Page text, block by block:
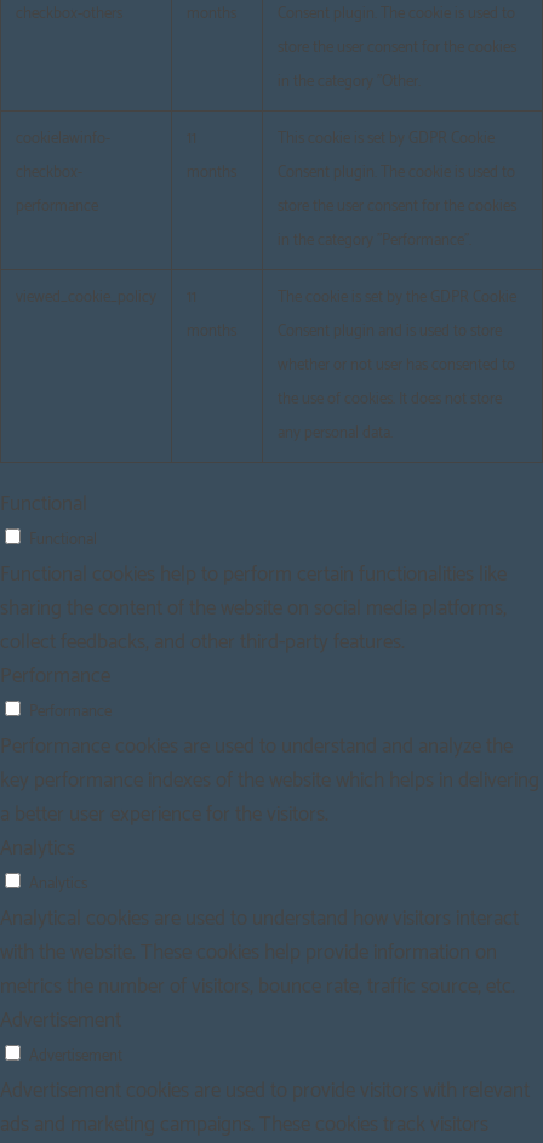
checkbox-others
months
Consent plugin. The cookie is used to
store the user consent for the cookies
in the category "Other.
cookielawinfo-
checkbox-
performance
11
months
This cookie is set by GDPR Cookie
Consent plugin. The cookie is used to
store the user consent for the cookies
in the category "Performance".
viewed_cookie_policy
11
months
The cookie is set by the GDPR Cookie
Consent plugin and is used to store
whether or not user has consented to
the use of cookies. It does not store
any personal data.
Functional
Functional
Functional cookies help to perform certain functionalities like
sharing the content of the website on social media platforms,
collect feedbacks, and other third-party features.
Performance
Performance
Performance cookies are used to understand and analyze the
key performance indexes of the website which helps in delivering
a better user experience for the visitors.
Analytics
Analytics
Analytical cookies are used to understand how visitors interact
with the website. These cookies help provide information on
metrics the number of visitors, bounce rate, traffic source, etc.
Advertisement
Advertisement
Advertisement cookies are used to provide visitors with relevant
ads and marketing campaigns. These cookies track visitors